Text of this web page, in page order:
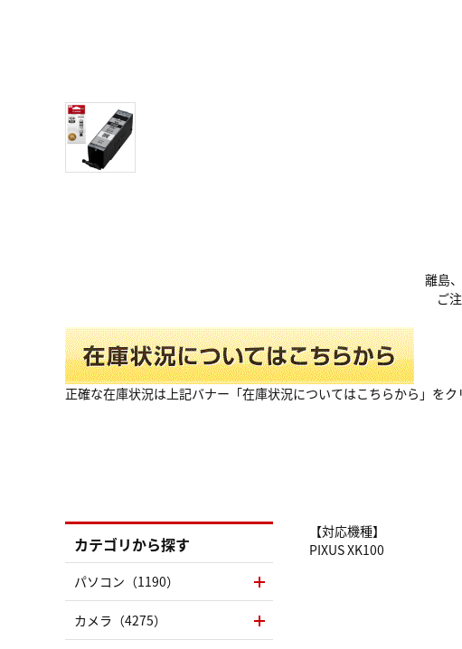
離島
ご
正確な在庫状況は上記バナー「在庫状況についてはこちらから」をク
【対応機種】
PIXUS XK100
カテゴリから探す
パソコン（1190）
カメラ（4275）